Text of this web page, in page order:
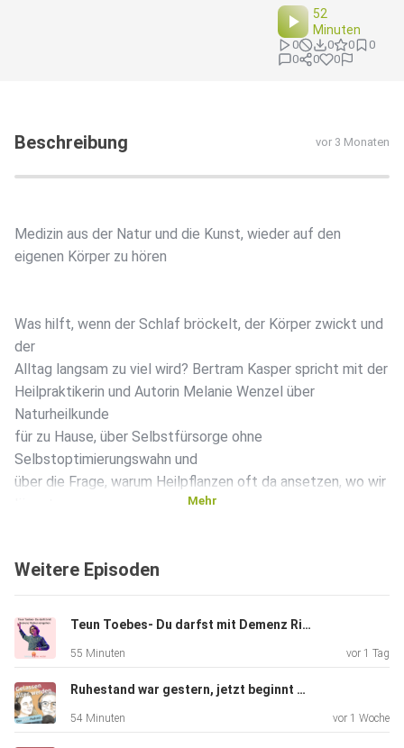
52
Minuten
0 0 0
0
0
0 0
Beschreibung vor 3 Monaten
Medizin aus der Natur und die Kunst, wieder auf den
eigenen Körper zu hören
Was hilft, wenn der Schlaf bröckelt, der Körper zwickt und
der
Alltag langsam zu viel wird? Bertram Kasper spricht mit der
Heilpraktikerin und Autorin Melanie Wenzel über
Naturheilkunde
für zu Hause, über Selbstfürsorge ohne
Selbstoptimierungswahn und
über die Frage, warum Heilpflanzen oft da ansetzen, wo wir
die Mut macht, klein anzufangen, klar hinzuhören und dem
Körper wieder mehr zuzutrauen.
Darum geht’s in dieser Episode:
Warum Naturheilkunde nicht bloß Symptome wegdrücken
Mehr
Weitere Episoden
Teun Toebes- Du darfst mit Demenz Risiken eingehen
55 Minuten vor 1 Tag
Ruhestand war gestern, jetzt beginnt dein Vorwärtsleben
54 Minuten vor 1 Woche